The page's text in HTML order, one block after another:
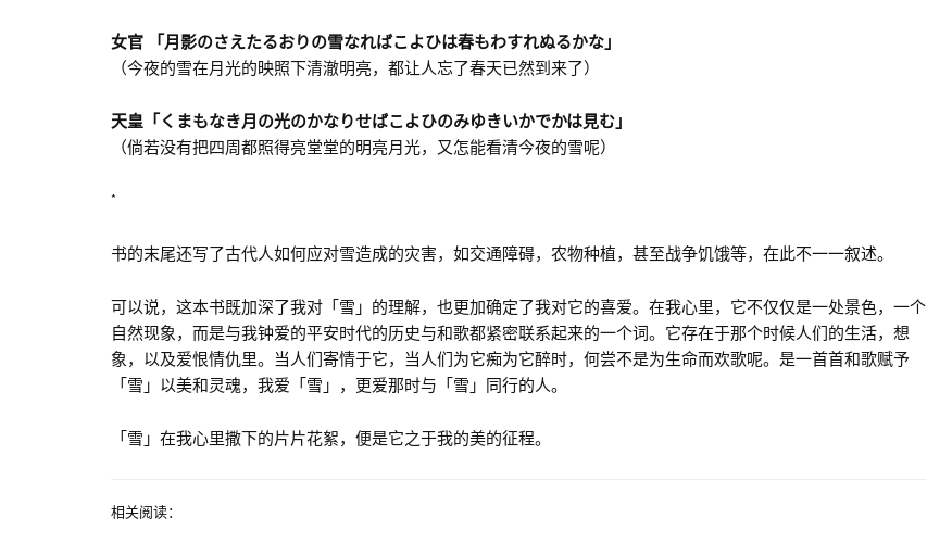
女官 「月影のさえたるおりの雪なればこよひは春もわすれぬるかな」
（今夜的雪在月光的映照下清澈明亮，都让人忘了春天已然到来了）
天皇「くまもなき月の光のかなりせばこよひのみゆきいかでかは見む」
（倘若没有把四周都照得亮堂堂的明亮月光，又怎能看清今夜的雪呢）
*
书的末尾还写了古代人如何应对雪造成的灾害，如交通障碍，农物种植，甚至战争饥饿等，在此不一一叙述。
可以说，这本书既加深了我对「雪」的理解，也更加确定了我对它的喜爱。在我心里，它不仅仅是一处景色，一个
自然现象，而是与我钟爱的平安时代的历史与和歌都紧密联系起来的一个词。它存在于那个时候人们的生活，想
象，以及爱恨情仇里。当人们寄情于它，当人们为它痴为它醉时，何尝不是为生命而欢歌呢。是一首首和歌赋予
「雪」以美和灵魂，我爱「雪」，更爱那时与「雪」同行的人。
「雪」在我心里撒下的片片花絮，便是它之于我的美的征程。
相关阅读：